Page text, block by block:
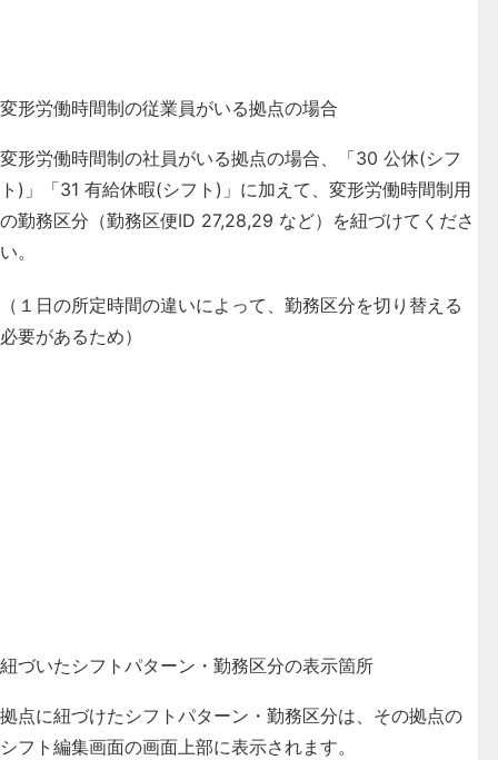
変形労働時間制の従業員がいる拠点の場合
変形労働時間制の社員がいる拠点の場合、「30 公休(シフ
ト)」「31 有給休暇(シフト)」に加えて、変形労働時間制用
の勤務区分（勤務区便ID 27,28,29 など）を紐づけてくださ
い。
（１日の所定時間の違いによって、勤務区分を切り替える
必要があるため）
紐づいたシフトパターン・勤務区分の表示箇所
拠点に紐づけたシフトパターン・勤務区分は、その拠点の
シフト編集画面の画面上部に表示されます。